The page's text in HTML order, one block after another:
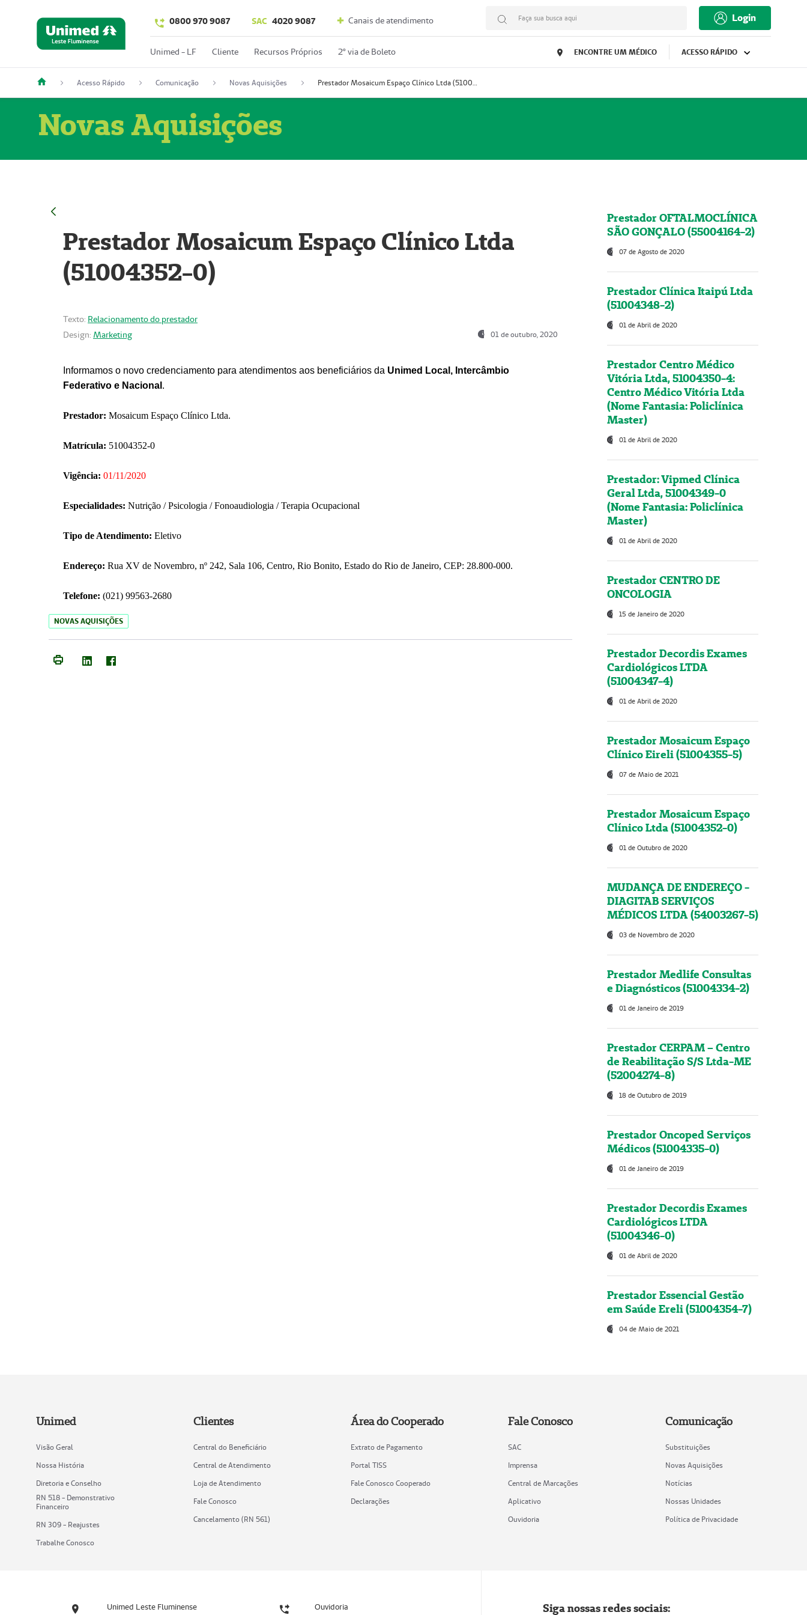
0800 970 9087 SAC 4020 9087 Canais de atendimento Faça sua busca aqui Login
Unimed - LF Cliente Recursos Próprios 2º via de Boleto ENCONTRE UM MÉDICO ACESSO RÁPIDO
Acesso Rápido Comunicação Novas Aquisições Prestador Mosaicum Espaço Clínico Ltda (51004352-0)
Novas Aquisições
Prestador Mosaicum Espaço Clínico Ltda
(51004352-0)
Texto: Relacionamento do prestador
Design: Marketing 01 de outubro, 2020
Informamos o novo credenciamento para atendimentos aos beneficiários da Unimed Local, Intercâmbio
Federativo e Nacional .
Prestador: Mosaicum Espaço Clínico Ltda.
Matrícula: 51004352-0
Vigência: 01/11/2020
Especialidades: Nutrição / Psicologia / Fonoaudiologia / Terapia Ocupacional
Tipo de Atendimento: Eletivo
Endereço: Rua XV de Novembro, nº 242, Sala 106, Centro, Rio Bonito, Estado do Rio de Janeiro, CEP: 28.800-000.
Telefone: (021) 99563-2680
NOVAS AQUISIÇÕES
Prestador OFTALMOCLÍNICA
SÃO GONÇALO (55004164-2)
07 de Agosto de 2020
Prestador Clínica Itaipú Ltda
(51004348-2)
01 de Abril de 2020
Prestador Centro Médico
Vitória Ltda, 51004350-4:
Centro Médico Vitória Ltda
(Nome Fantasia: Policlínica
Master)
01 de Abril de 2020
Prestador: Vipmed Clínica
Geral Ltda, 51004349-0
(Nome Fantasia: Policlínica
Master)
01 de Abril de 2020
Prestador CENTRO DE
ONCOLOGIA
15 de Janeiro de 2020
Prestador Decordis Exames
Cardiológicos LTDA
(51004347-4)
01 de Abril de 2020
Prestador Mosaicum Espaço
Clínico Eireli (51004355-5)
07 de Maio de 2021
Prestador Mosaicum Espaço
Clínico Ltda (51004352-0)
01 de Outubro de 2020
MUDANÇA DE ENDEREÇO -
DIAGITAB SERVIÇOS
MÉDICOS LTDA (54003267-5)
03 de Novembro de 2020
Prestador Medlife Consultas
e Diagnósticos (51004334-2)
01 de Janeiro de 2019
Prestador CERPAM – Centro
de Reabilitação S/S Ltda-ME
(52004274-8)
18 de Outubro de 2019
Prestador Oncoped Serviços
Médicos (51004335-0)
01 de Janeiro de 2019
Prestador Decordis Exames
Cardiológicos LTDA
(51004346-0)
01 de Abril de 2020
Prestador Essencial Gestão
em Saúde Ereli (51004354-7)
04 de Maio de 2021
Unimed
Visão Geral
Nossa História
Diretoria e Conselho
RN 518 - Demonstrativo
Financeiro
RN 309 - Reajustes
Trabalhe Conosco
Clientes
Central do Beneficiário
Central de Atendimento
Loja de Atendimento
Fale Conosco
Cancelamento (RN 561)
Área do Cooperado
Extrato de Pagamento
Portal TISS
Fale Conosco Cooperado
Declarações
Fale Conosco
SAC
Imprensa
Central de Marcações
Aplicativo
Ouvidoria
Comunicação
Substituições
Novas Aquisições
Notícias
Nossas Unidades
Política de Privacidade
Unimed Leste Fluminense Ouvidoria Siga nossas redes sociais: